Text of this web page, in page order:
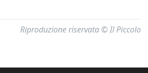
Riproduzione riservata © Il Piccolo